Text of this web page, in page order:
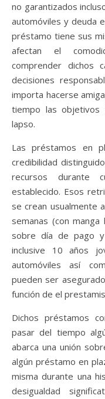
no garantizados
automóviles y deuda
préstamo tiene sus
afectan el
comprender dichos
decisiones
importa hacerse
tiempo las objetivos
lapso.
Las préstamos en
credibilidad
recursos durante
establecido. Esos
se crean usualmente
semanas (con
sobre día de pago
inclusive 10 años
automóviles así­
pueden ser
función de el
Dichos préstamos
pasar del tiempo
abarca una unión
algún préstamo en
misma durante una
desigualdad